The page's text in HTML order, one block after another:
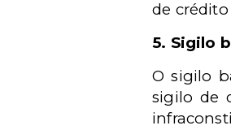
de
5. Sigilo
O sigilo
sigilo de